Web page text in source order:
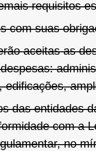
requisitos
com suas
aceitas as
edificações,
das entidades
com a
no